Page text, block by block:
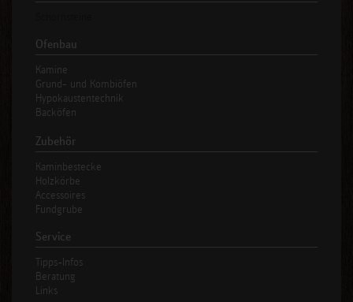
Ofenbau
Kamine
Grund- und Kombiöfen
Hypokaustentechnik
Backöfen
Zubehör
Kaminbestecke
Holzkörbe
Accessoires
Fundgrube
Service
Tipps+Infos
Beratung
Links